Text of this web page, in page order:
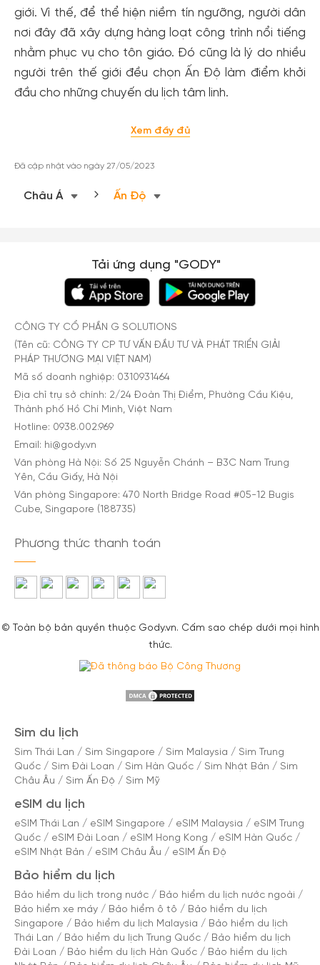
giới. Vì thế, để thể hiện niềm tín ngưỡng, người dân
nơi đây đã xây dựng hàng loạt công trình nổi tiếng
nhằm phục vụ cho tôn giáo. Đó cũng là lý do nhiều
người trên thế giới đều chọn Ấn Độ làm điểm khởi
đầu cho những chuyến du lịch tâm linh.
Xem đầy đủ
Đã cập nhật vào ngày 27/05/2023
Châu Á Ấn Độ
Tải ứng dụng "GODY"
CÔNG TY CỔ PHẦN G SOLUTIONS
(Tên cũ: CÔNG TY CP TƯ VẤN ĐẦU TƯ VÀ PHÁT TRIỂN GIẢI
PHÁP THƯƠNG MẠI VIỆT NAM)
Mã số doanh nghiệp: 0310931464
Địa chỉ trụ sở chính: 2/24 Đoàn Thị Điểm, Phường Cầu Kiệu,
Thành phố Hồ Chí Minh, Việt Nam
Hotline: 0938.002.969
Email: hi@gody.vn
Văn phòng Hà Nội: Số 25 Nguyễn Chánh – B3C Nam Trung
Yên, Cầu Giấy, Hà Nội
Văn phòng Singapore: 470 North Bridge Road #05-12 Bugis
Cube, Singapore (188735)
Phương thức thanh toán
© Toàn bộ bản quyền thuộc Gody.vn. Cấm sao chép dưới mọi hình
thức.
Sim du lịch
Sim Thái Lan / Sim Singapore / Sim Malaysia / Sim Trung
Quốc / Sim Đài Loan / Sim Hàn Quốc / Sim Nhật Bản / Sim
Châu Âu / Sim Ấn Độ / Sim Mỹ
eSIM du lịch
eSIM Thái Lan / eSIM Singapore / eSIM Malaysia / eSIM Trung
Quốc / eSIM Đài Loan / eSIM Hong Kong / eSIM Hàn Quốc /
eSIM Nhật Bản / eSIM Châu Âu / eSIM Ấn Độ
Bảo hiểm du lịch
Bảo hiểm du lịch trong nước / Bảo hiểm du lịch nước ngoài /
Bảo hiểm xe máy / Bảo hiểm ô tô / Bảo hiểm du lịch
Singapore / Bảo hiểm du lịch Malaysia / Bảo hiểm du lịch
Thái Lan / Bảo hiểm du lịch Trung Quốc / Bảo hiểm du lịch
Đài Loan / Bảo hiểm du lịch Hàn Quốc / Bảo hiểm du lịch